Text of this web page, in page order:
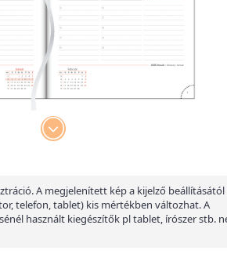
A megjelenített kép a kijelző beállításától
telefon, tablet) kis mértékben változhat. A
használt kiegészítők pl tablet, írószer stb.